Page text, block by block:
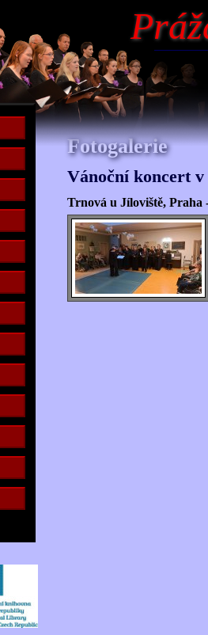
Fotogalerie
Vánoční koncert
Trnová u Jíloviště, Praha